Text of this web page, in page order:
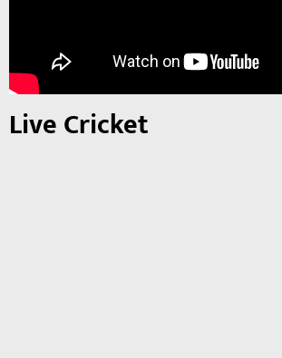
Live Cricket